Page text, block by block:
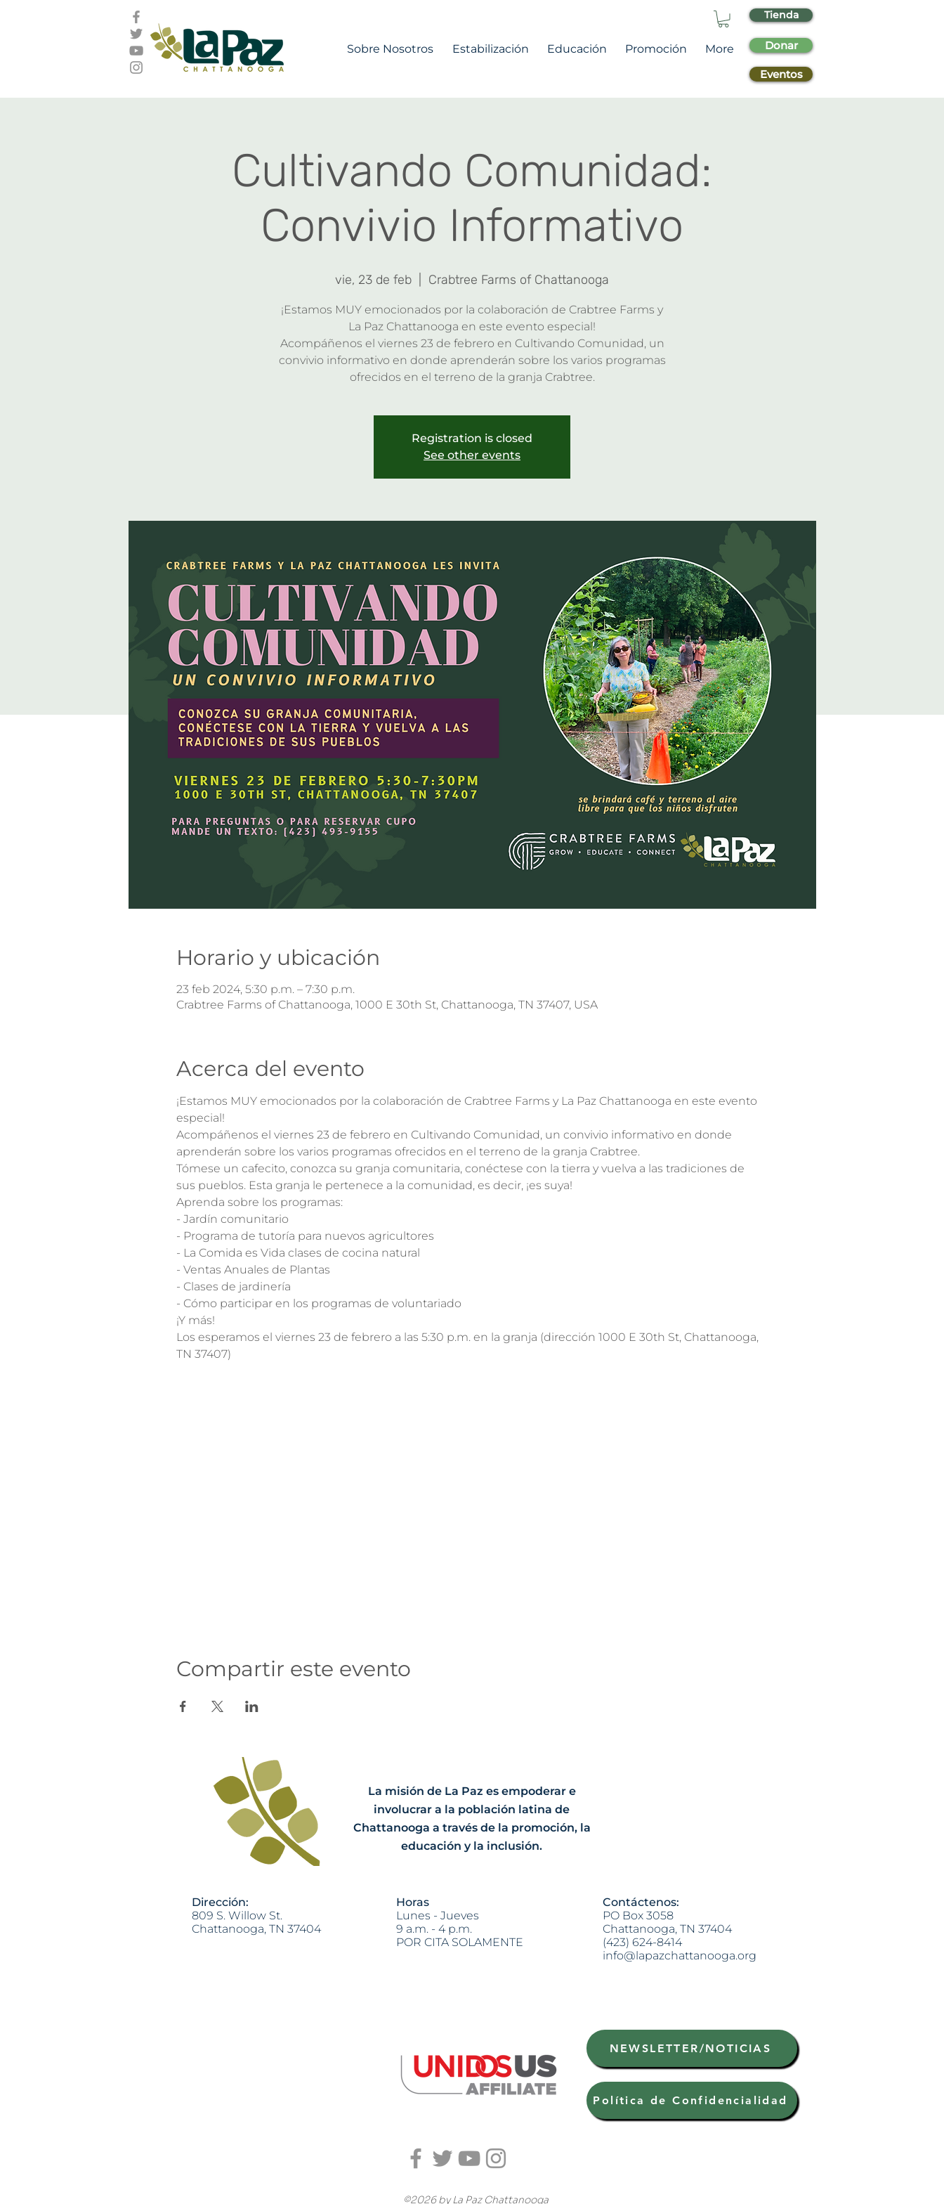
Sobre Nosotros Estabilización Educación Promoción More
Tienda
Donar
Eventos
Cultivando Comunidad:
Convivio Informativo
vie, 23 de feb Crabtree Farms of Chattanooga
¡Estamos MUY emocionados por la colaboración de Crabtree Farms y
La Paz Chattanooga en este evento especial!
Acompáñenos el viernes 23 de febrero en Cultivando Comunidad, un
convivio informativo en donde aprenderán sobre los varios programas
ofrecidos en el terreno de la granja Crabtree.
Registration is closed
See other events
Horario y ubicación
23 feb 2024, 5:30 p.m. – 7:30 p.m.
Crabtree Farms of Chattanooga, 1000 E 30th St, Chattanooga, TN 37407, USA
Acerca del evento
¡Estamos MUY emocionados por la colaboración de Crabtree Farms y La Paz Chattanooga en este evento
especial!
Acompáñenos el viernes 23 de febrero en Cultivando Comunidad, un convivio informativo en donde
aprenderán sobre los varios programas ofrecidos en el terreno de la granja Crabtree.
Tómese un cafecito, conozca su granja comunitaria, conéctese con la tierra y vuelva a las tradiciones de
sus pueblos. Esta granja le pertenece a la comunidad, es decir, ¡es suya!
Aprenda sobre los programas:
- Jardín comunitario
- Programa de tutoría para nuevos agricultores
- La Comida es Vida clases de cocina natural
- Ventas Anuales de Plantas
- Clases de jardinería
- Cómo participar en los programas de voluntariado
¡Y más!
Los esperamos el viernes 23 de febrero a las 5:30 p.m. en la granja (dirección 1000 E 30th St, Chattanooga,
TN 37407)
Compartir este evento
La misión de La Paz es empoderar e
involucrar a la población latina de
Chattanooga a través de la promoción, la
educación y la inclusión.
Dirección:
809 S. Willow St.
Chattanooga, TN 37404
Horas
Lunes - Jueves
9 a.m. - 4 p.m.
POR CITA SOLAMENTE
Contáctenos:
PO Box 3058
Chattanooga, TN 37404
(423) 624-8414
info@lapazchattanooga.org
NEWSLETTER/NOTICIAS
Política de Confidencialidad
©2026 by La Paz Chattanooga